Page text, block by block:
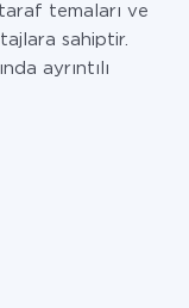
temaları ve
sahiptir.
ayrıntılı